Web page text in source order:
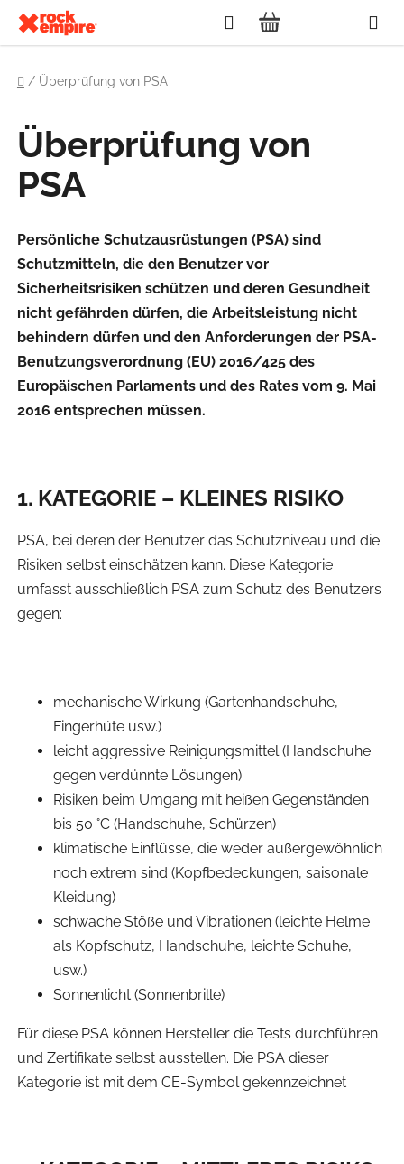
Inhalt
springen
Suchen
WARENKORB
Startseite
/ Überprüfung von PSA
Überprüfung von
PSA
Persönliche Schutzausrüstungen (PSA) sind
Schutzmitteln, die den Benutzer vor
Sicherheitsrisiken schützen und deren Gesundheit
nicht gefährden dürfen, die Arbeitsleistung nicht
behindern dürfen und den Anforderungen der PSA-
Benutzungsverordnung (EU) 2016/425 des
Europäischen Parlaments und des Rates vom 9. Mai
2016 entsprechen müssen.
1. KATEGORIE – KLEINES RISIKO
PSA, bei deren der Benutzer das Schutzniveau und die
Risiken selbst einschätzen kann. Diese Kategorie
umfasst ausschließlich PSA zum Schutz des Benutzers
gegen:
mechanische Wirkung (Gartenhandschuhe,
Fingerhüte usw.)
leicht aggressive Reinigungsmittel (Handschuhe
gegen verdünnte Lösungen)
Risiken beim Umgang mit heißen Gegenständen
bis 50 °C (Handschuhe, Schürzen)
klimatische Einflüsse, die weder außergewöhnlich
noch extrem sind (Kopfbedeckungen, saisonale
Kleidung)
schwache Stöße und Vibrationen (leichte Helme
als Kopfschutz, Handschuhe, leichte Schuhe,
usw.)
Sonnenlicht (Sonnenbrille)
Für diese PSA können Hersteller die Tests durchführen
und Zertifikate selbst ausstellen. Die PSA dieser
Kategorie ist mit dem CE-Symbol gekennzeichnet